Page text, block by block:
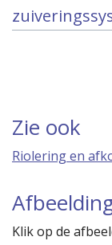
Zie ook
Riolering en
Klik op de